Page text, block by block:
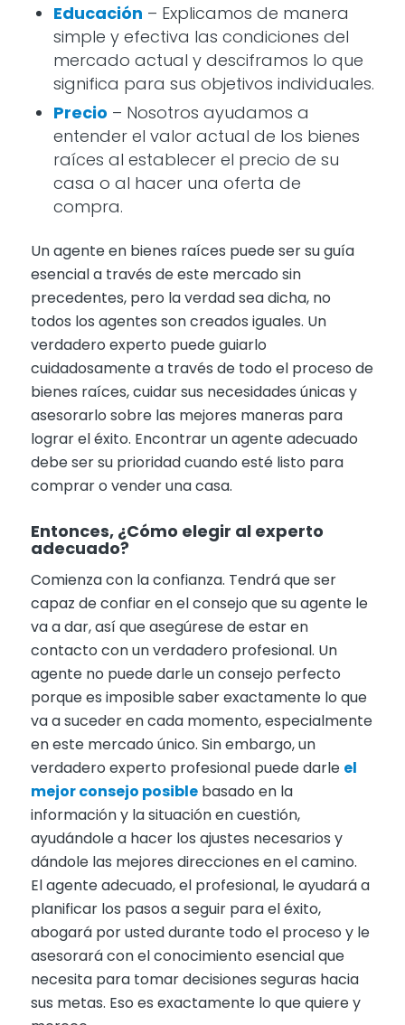
Educación – Explicamos de manera
simple y efectiva las condiciones del
mercado actual y desciframos lo que
significa para sus objetivos individuales.
Precio – Nosotros ayudamos a
entender el valor actual de los bienes
raíces al establecer el precio de su
casa o al hacer una oferta de
compra.
Un agente en bienes raíces puede ser su guía
esencial a través de este mercado sin
precedentes, pero la verdad sea dicha, no
todos los agentes son creados iguales. Un
verdadero experto puede guiarlo
cuidadosamente a través de todo el proceso de
bienes raíces, cuidar sus necesidades únicas y
asesorarlo sobre las mejores maneras para
lograr el éxito. Encontrar un agente adecuado
debe ser su prioridad cuando esté listo para
comprar o vender una casa.
Entonces, ¿Cómo elegir al experto
adecuado?
Comienza con la confianza. Tendrá que ser
capaz de confiar en el consejo que su agente le
va a dar, así que asegúrese de estar en
contacto con un verdadero profesional. Un
agente no puede darle un consejo perfecto
porque es imposible saber exactamente lo que
va a suceder en cada momento, especialmente
en este mercado único. Sin embargo, un
verdadero experto profesional puede darle el
mejor consejo posiblebasado en la
información y la situación en cuestión,
ayudándole a hacer los ajustes necesarios y
dándole las mejores direcciones en el camino.
El agente adecuado, el profesional, le ayudará a
planificar los pasos a seguir para el éxito,
abogará por usted durante todo el proceso y le
asesorará con el conocimiento esencial que
necesita para tomar decisiones seguras hacia
sus metas. Eso es exactamente lo que quiere y